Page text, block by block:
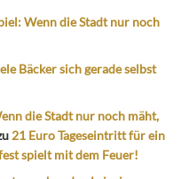
Wenn die Stadt nur noch
Bäcker sich gerade selbst
die Stadt nur noch mäht,
21 Euro Tageseintritt für ein
spielt mit dem Feuer!